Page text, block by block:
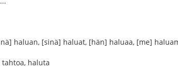
haluan, [sinä] haluat, [hän] haluaa, [me]
haluta